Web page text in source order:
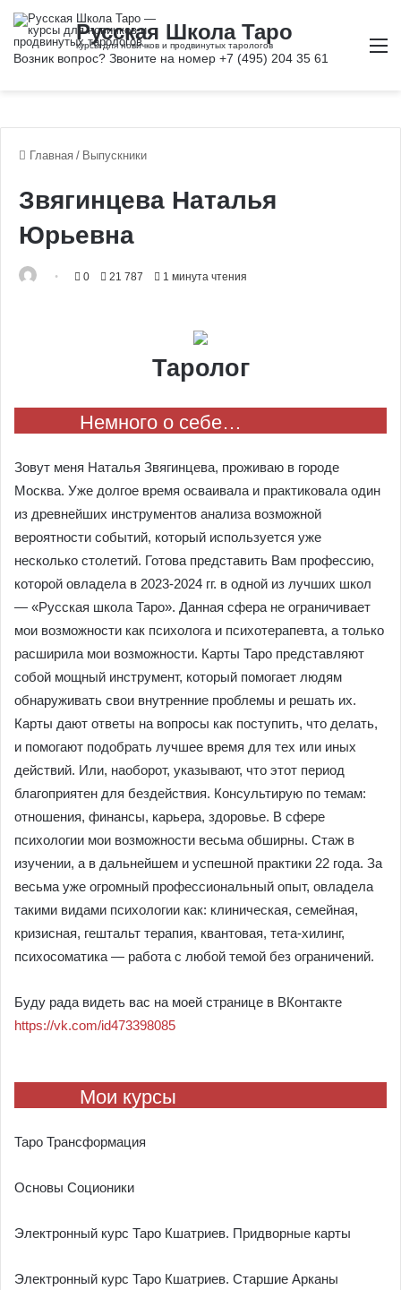
Главная / Выпускники
Звягинцева Наталья
Юрьевна
0 21 787 1 минута чтения
Таролог
Немного о себе…
Зовут меня Наталья Звягинцева, проживаю в городе
Москва. Уже долгое время осваивала и практиковала один
из древнейших инструментов анализа возможной
вероятности событий, который используется уже
несколько столетий. Готова представить Вам профессию,
которой овладела в 2023-2024 гг. в одной из лучших школ
— «Русская школа Таро». Данная сфера не ограничивает
мои возможности как психолога и психотерапевта, а только
расширила мои возможности. Карты Таро представляют
собой мощный инструмент, который помогает людям
обнаруживать свои внутренние проблемы и решать их.
Карты дают ответы на вопросы как поступить, что делать,
и помогают подобрать лучшее время для тех или иных
действий. Или, наоборот, указывают, что этот период
благоприятен для бездействия. Консультирую по темам:
отношения, финансы, карьера, здоровье. В сфере
психологии мои возможности весьма обширны. Стаж в
изучении, а в дальнейшем и успешной практики 22 года. За
весьма уже огромный профессиональный опыт, овладела
такими видами психологии как: клиническая, семейная,
кризисная, гештальт терапия, квантовая, тета-хилинг,
психосоматика — работа с любой темой без ограничений.
Буду рада видеть вас на моей странице в ВКонтакте
https://vk.com/id473398085
Мои курсы
Таро Трансформация
Основы Соционики
Электронный курс Таро Кшатриев. Придворные карты
Электронный курс Таро Кшатриев. Старшие Арканы